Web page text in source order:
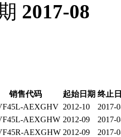
2017-08
销售代码 起始日期 终止
AEXGHV 2012-10
2017-
AEXGHW 2012-09
2017-
AEXGHW 2012-09
2017-